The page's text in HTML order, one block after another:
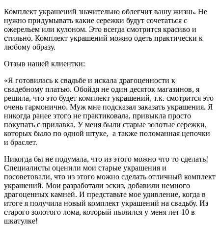
Комплект украшений значительно облегчит вашу жизнь. Не
нужно придумывать какие сережки будут сочетаться с
ожерельем или кулоном. Это всегда смотрится красиво и
стильно. Комплект украшений можно одеть практически к
любому образу.
Отзыв нашей клиентки:
«Я готовилась к свадьбе и искала драгоценности к
свадебному платью. Обойдя не один десяток магазинов, я
решила, что это будет комплект украшений, т.к. смотрится это
очень гармонично. Муж мне подсказал заказать украшения. Я
никогда ранее этого не практиковала, привыкла просто
покупать с прилавка. У меня были старые золотые сережки,
которых было по одной штуке, а также поломанная цепочки
и браслет.
Никогда бы не подумала, что из этого можно что то сделать!
Специалисты оценили мои старые украшения и
посоветовали, что из этого можно сделать отличный комплект
украшений. Мои разработали эскиз, добавили немного
драгоценных камней. И представьте мое удивление, когда в
итоге я получила новый комплект украшений на свадьбу. Из
старого золотого лома, который пылился у меня лет 10 в
шкатулке!